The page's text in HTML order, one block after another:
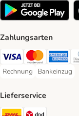
Zahlungsarten
Visa Payment Method
MastercardAmerican
Rechnung
Rechnung Payment
Bankeinzug
Bankeinzug
Lieferservice
DHL Shipping